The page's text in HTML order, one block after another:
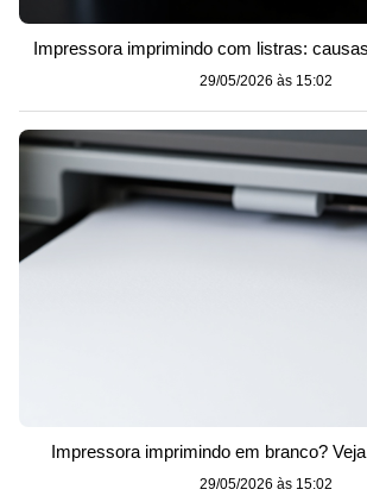
Impressora imprimindo com listras:
29/05/2026 às 15:02
Impressora imprimindo em branco?
29/05/2026 às 15:02